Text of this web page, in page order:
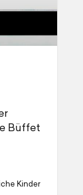
Büffet
Kinder